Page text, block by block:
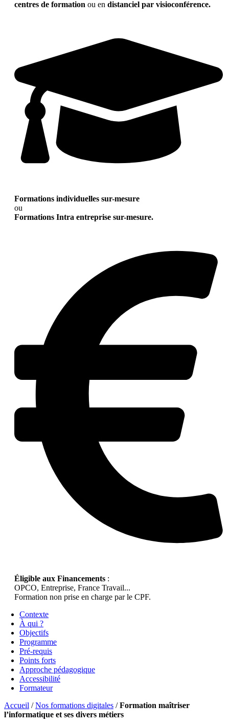
centres de formation ou en distanciel par visioconférence.
Formations individuelles sur-mesure
ou
Formations Intra entreprise sur-mesure.
Éligible aux Financements :
OPCO, Entreprise, France Travail...
Formation non prise en charge par le CPF.
Contexte
À qui ?
Objectifs
Programme
Pré-requis
Points forts
Approche pédagogique
Accessibilité
Formateur
Accueil /Nos formations digitales /Formation maîtriser
l’informatique et ses divers métiers